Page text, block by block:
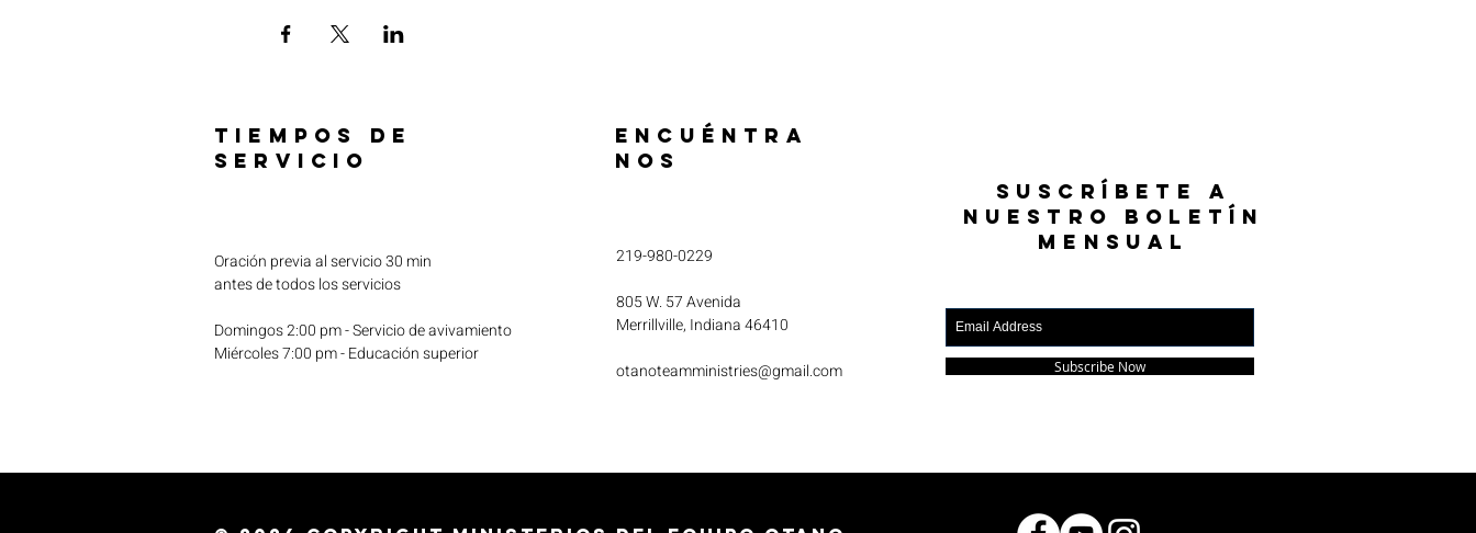
TIEMPOS DE
SERVICIO
Oración previa al servicio 30 min
antes de todos los servicios
Domingos 2:00 pm - Servicio de avivamiento
Miércoles 7:00 pm - Educación superior
ENCUÉNTRA
NOS
219-980-0229
805 W. 57 Avenida
Merrillville, Indiana 46410
otanoteamministries@gmail.com
SUSCRÍBETE A
NUESTRO BOLETÍN
MENSUAL
Subscribe Now